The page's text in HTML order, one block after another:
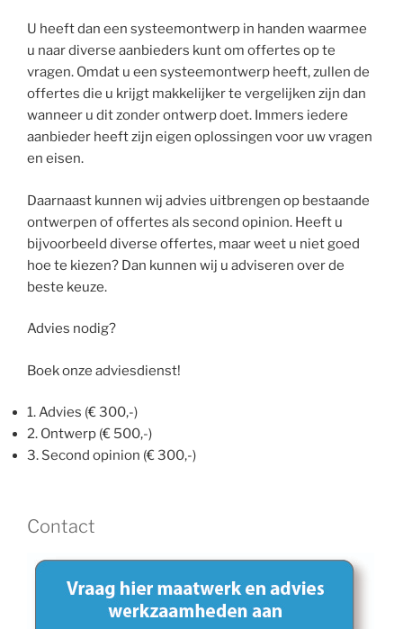
U heeft dan een systeemontwerp in handen waarmee
u naar diverse aanbieders kunt om offertes op te
vragen. Omdat u een systeemontwerp heeft, zullen de
offertes die u krijgt makkelijker te vergelijken zijn dan
wanneer u dit zonder ontwerp doet. Immers iedere
aanbieder heeft zijn eigen oplossingen voor uw vragen
en eisen.
Daarnaast kunnen wij advies uitbrengen op bestaande
ontwerpen of offertes als second opinion. Heeft u
bijvoorbeeld diverse offertes, maar weet u niet goed
hoe te kiezen? Dan kunnen wij u adviseren over de
beste keuze.
Advies nodig?
Boek onze adviesdienst!
1. Advies (€ 300,-)
2. Ontwerp (€ 500,-)
3. Second opinion (€ 300,-)
Contact